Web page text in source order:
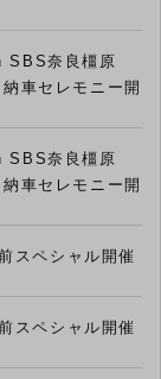
SBS奈良橿原
車セレモニー開
SBS奈良橿原
車セレモニー開
スペシャル開催
スペシャル開催